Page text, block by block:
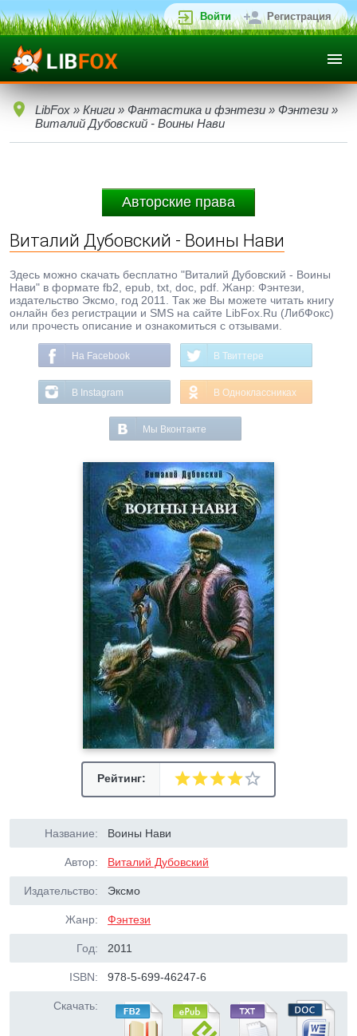
Войти Регистрация
LibFox » Книги » Фантастика и фэнтези » Фэнтези »
Виталий Дубовский - Воины Нави
Авторские права
Виталий Дубовский - Воины Нави
Здесь можно скачать бесплатно "Виталий Дубовский - Воины
Нави" в формате fb2, epub, txt, doc, pdf. Жанр: Фэнтези,
издательство Эксмо, год 2011. Так же Вы можете читать книгу
онлайн без регистрации и SMS на сайте LibFox.Ru (ЛибФокс)
или прочесть описание и ознакомиться с отзывами.
На Facebook В Твиттере
В Instagram В Одноклассниках
Мы Вконтакте
Рейтинг:
Название: Воины Нави
Автор: Виталий Дубовский
Издательство: Эксмо
Жанр: Фэнтези
Год: 2011
ISBN: 978-5-699-46247-6
Скачать: